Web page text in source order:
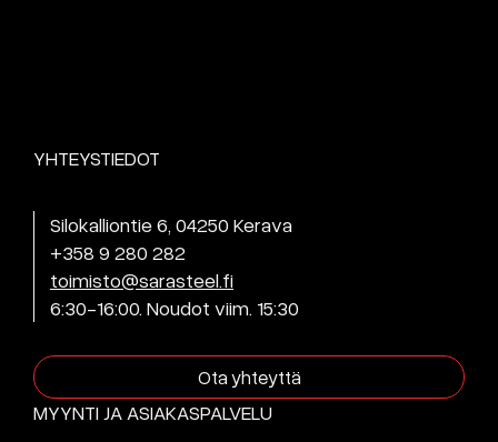
YHTEYSTIEDOT
Silokalliontie 6, 04250 Kerava
+358 9 280 282
toimisto@sarasteel.fi
6:30-16:00. Noudot viim. 15:30
Ota yhteyttä
MYYNTI JA ASIAKASPALVELU